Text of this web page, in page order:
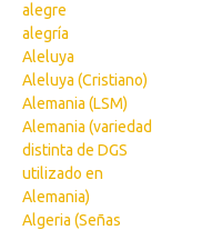
alegre
alegría
Aleluya
Aleluya (Cristiano)
Alemania (LSM)
Alemania (variedad
distinta de DGS
utilizado en
Alemania)
Algeria (Señas